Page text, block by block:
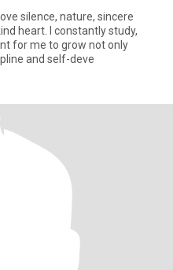
silence, nature, sincere
heart. I constantly study,
for me to grow not only
and self-deve